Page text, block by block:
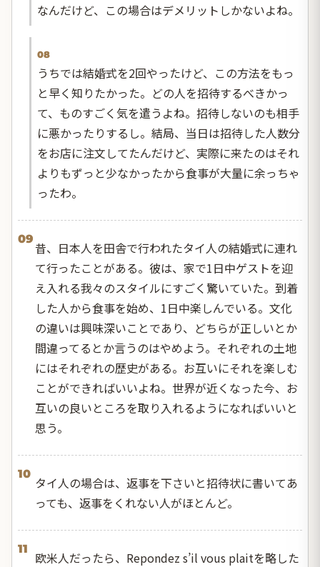
なんだけど、この場合はデメリットしかないよね。
08
うちでは結婚式を2回やったけど、この方法をもっ
と早く知りたかった。どの人を招待するべきかっ
て、ものすごく気を遣うよね。招待しないのも相手
に悪かったりするし。結局、当日は招待した人数分
をお店に注文してたんだけど、実際に来たのはそれ
よりもずっと少なかったから食事が大量に余っちゃ
ったわ。
09
昔、日本人を田舎で行われたタイ人の結婚式に連れ
て行ったことがある。彼は、家で1日中ゲストを迎
え入れる我々のスタイルにすごく驚いていた。到着
した人から食事を始め、1日中楽しんでいる。文化
の違いは興味深いことであり、どちらが正しいとか
間違ってるとか言うのはやめよう。それぞれの土地
にはそれぞれの歴史がある。お互いにそれを楽しむ
ことができればいいよね。世界が近くなった今、お
互いの良いところを取り入れるようになればいいと
思う。
10
タイ人の場合は、返事を下さいと招待状に書いてあ
っても、返事をくれない人がほとんど。
11
欧米人だったら、Repondez s’il vous plaitを略した